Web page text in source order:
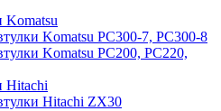
Komatsu
Komatsu PC300-7, PC300-8
Komatsu PC200, PC220,
Hitachi
Hitachi ZX30